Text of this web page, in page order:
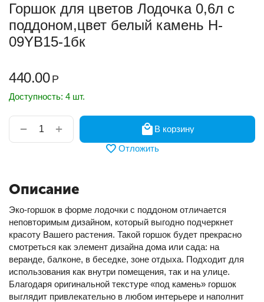
Горшок для цветов Лодочка 0,6л с
поддоном,цвет белый камень H-
09YB15-1бк
440.00 Р
Доступность: 4 шт.
+
−
В корзину
Отложить
Описание
Эко-горшок в форме лодочки с поддоном отличается
неповторимым дизайном, который выгодно подчеркнет
красоту Вашего растения. Такой горшок будет прекрасно
смотреться как элемент дизайна дома или сада: на
веранде, балконе, в беседке, зоне отдыха. Подходит для
использования как внутри помещения, так и на улице.
Благодаря оригинальной текстуре «под камень» горшок
выглядит привлекательно в любом интерьере и наполнит